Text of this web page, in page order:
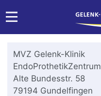
MVZ Gelenk-Klinik
EndoProthetikZentrum
Alte Bundesstr. 58
79194 Gundelfingen